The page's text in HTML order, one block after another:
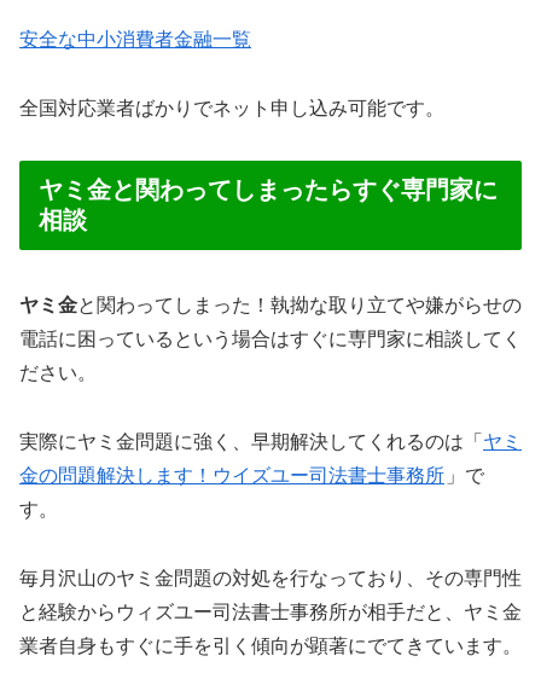
安全な中小消費者金融一覧
全国対応業者ばかりでネット申し込み可能です。
ヤミ金と関わってしまったらすぐ専門家に
相談
ヤミ金と関わってしまった！執拗な取り立てや嫌がらせの
電話に困っているという場合はすぐに専門家に相談してく
ださい。
実際にヤミ金問題に強く、早期解決してくれるのは「 ヤミ
金の問題解決します！ウイズユー司法書士事務所 」で
す。
毎月沢山のヤミ金問題の対処を行なっており、その専門性
と経験からウィズユー司法書士事務所が相手だと、ヤミ金
業者自身もすぐに手を引く傾向が顕著にでてきています。